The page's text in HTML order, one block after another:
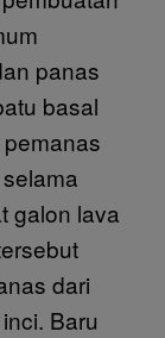
panas
basal
galon lava
dari
Baru